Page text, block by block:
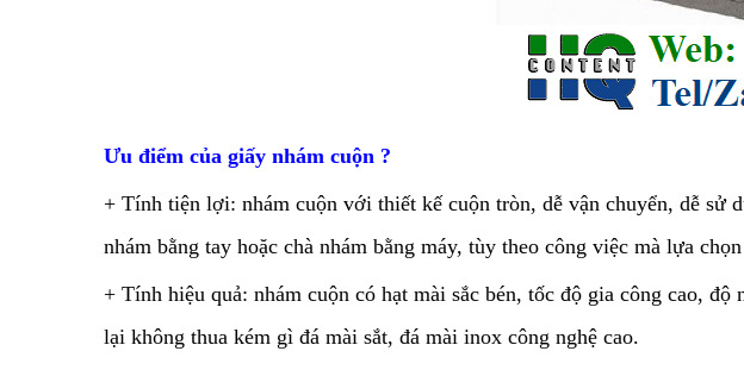
Ưu điểm của giấy nhám cuộn ?
+ Tính tiện lợi: nhám cuộn với thiết kế cuộn tròn, dễ vận chuyển, dễ
nhám bằng tay hoặc chà nhám bằng máy, tùy theo công việc mà lựa
+ Tính hiệu quả: nhám cuộn có hạt mài sắc bén, tốc độ gia công cao,
lại không thua kém gì đá mài sắt, đá mài inox công nghệ cao.